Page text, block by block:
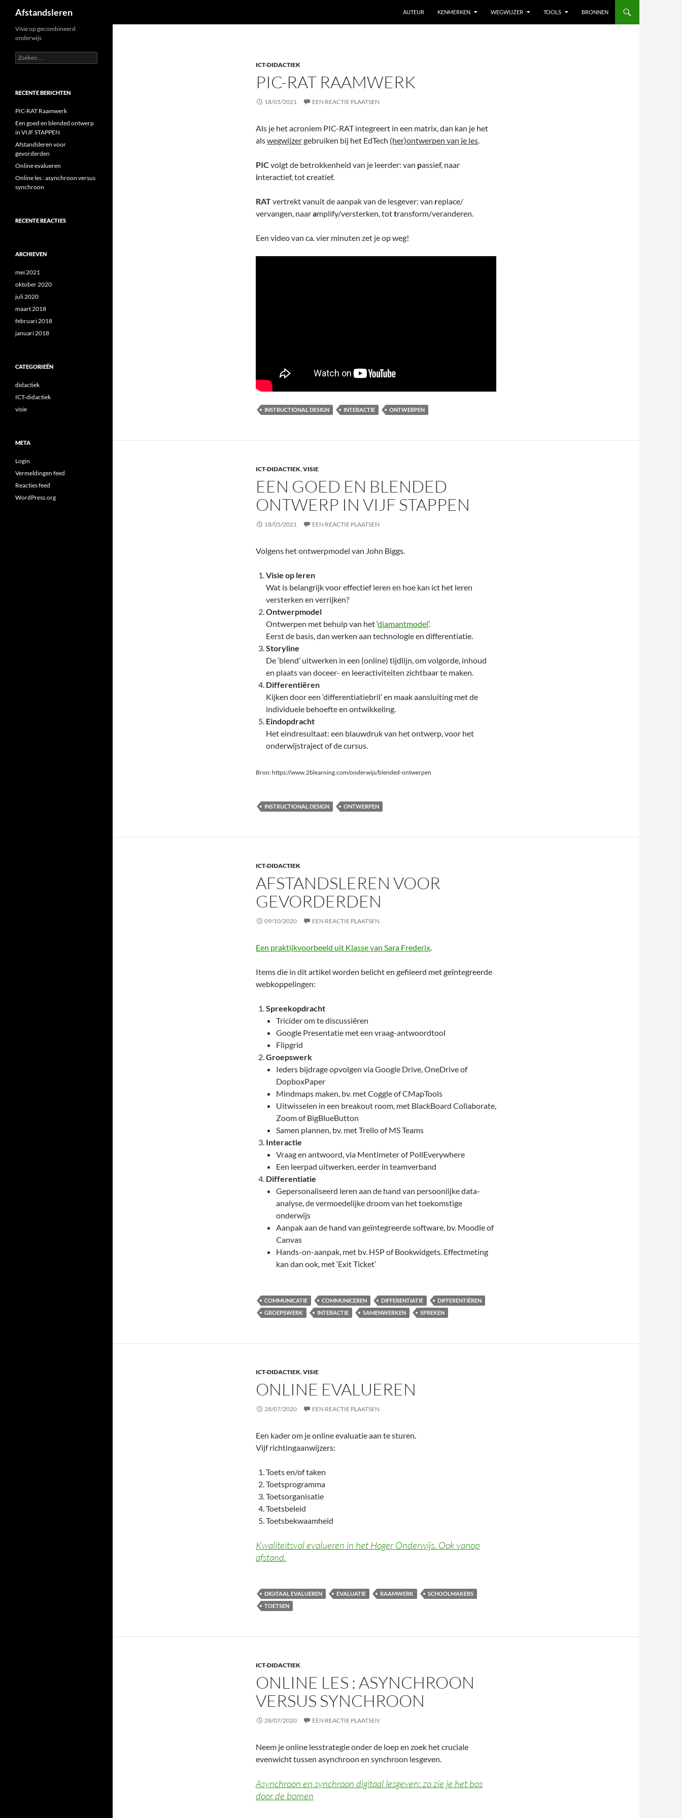
inhoud
Afstandsleren AUTEUR KENMERKEN WEGWIJZER TOOLS BRONNEN
ICT-DIDACTIEK
PIC-RAT RAAMWERK
18/05/2021 EEN REACTIE PLAATSEN
Als je het acroniem PIC-RAT integreert in een matrix, dan kan je het
alswegwijzergebruiken bij het EdTech (her)ontwerpen van je les.
PIC volgt de betrokkenheid van je leerder: van passief, naar
interactief, totcreatief.
RATvertrekt vanuit de aanpak van de lesgever: van replace/
vervangen, naaramplify/versterken, tottransform/veranderen.
Een video van ca. vier minuten zet je op weg!
INSTRUCTIONAL DESIGN INTERACTIE ONTWERPEN
ICT-DIDACTIEK,VISIE
EEN GOED EN BLENDED
ONTWERP IN VIJF STAPPEN
18/05/2021 EEN REACTIE PLAATSEN
Volgens het ontwerpmodel van John Biggs.
Visie op leren
Wat is belangrijk voor effectief leren en hoe kan ict het leren
versterken en verrijken?
Ontwerpmodel
Ontwerpen met behulp van het ‘diamantmodel’.
Eerst de basis, dan werken aan technologie en differentiatie.
Storyline
De ‘blend’ uitwerken in een (online) tijdlijn, om volgorde, inhoud
en plaats van doceer- en leeractiviteiten zichtbaar te maken.
Differentiëren
Kijken door een ‘differentiatiebril’ en maak aansluiting met de
individuele behoefte en ontwikkeling.
Eindopdracht
Het eindresultaat: een blauwdruk van het ontwerp, voor het
onderwijstraject of de cursus.
Bron: https://www.2blearning.com/onderwijs/blended-ontwerpen
INSTRUCTIONAL DESIGN ONTWERPEN
ICT-DIDACTIEK
AFSTANDSLEREN VOOR
GEVORDERDEN
09/10/2020 EEN REACTIE PLAATSEN
Een praktijkvoorbeeld uit Klasse van Sara Frederix
Items die in dit artikel worden belicht en gefileerd met geïntegreerde
webkoppelingen:
Spreekopdracht
Tricider om te discussiëren
Google Presentatie met een vraag-antwoordtool
Flipgrid
Groepswerk
Ieders bijdrage opvolgen via Google Drive, OneDrive of
DopboxPaper
Mindmaps maken, bv. met Coggle of CMapTools
Uitwisselen in een breakout room, met BlackBoard Collaborate,
Zoom of BigBlueButton
Samen plannen, bv. met Trello of MS Teams
Interactie
Vraag en antwoord, via Mentimeter of PollEverywhere
Een leerpad uitwerken, eerder in teamverband
Differentiatie
Gepersonaliseerd leren aan de hand van persoonlijke data-
analyse, de vermoedelijke droom van het toekomstige
onderwijs
Aanpak aan de hand van geïntegreerde software, bv. Moodle of
Canvas
Hands-on-aanpak, met bv. H5P of Bookwidgets. Effectmeting
kan dan ook, met ‘Exit Ticket’
COMMUNICATIE COMMUNICEREN DIFFERENTIATIE
DIFFERENTIËREN
GROEPSWERK
INTERACTIE SAMENWERKEN SPREKEN
ICT-DIDACTIEK,VISIE
ONLINE EVALUEREN
28/07/2020 EEN REACTIE PLAATSEN
Een kader om je online evaluatie aan te sturen.
Vijf richtingaanwijzers:
Toets en/of taken
Toetsprogramma
Toetsorganisatie
Toetsbeleid
Toetsbekwaamheid
Kwaliteitsvol evalueren in het Hoger Onderwijs. Ook vanop
afstand.
DIGITAAL EVALUEREN EVALUATIE RAAMWERK
SCHOOLMAKERS
TOETSEN
ICT-DIDACTIEK
ONLINE LES : ASYNCHROON
VERSUS SYNCHROON
28/07/2020 EEN REACTIE PLAATSEN
Neem je online lesstrategie onder de loep en zoek het cruciale
evenwicht tussen asynchroon en synchroon lesgeven.
Asynchroon en synchroon digitaal lesgeven: zo zie je het bos
door de bomen
Visie op gecombineerd
onderwijs
Zoeken
naar:
RECENTE BERICHTEN
PIC-RAT Raamwerk
Een goed en blended ontwerp
in VIJF STAPPEN
Afstandsleren voor
gevorderden
Online evalueren
Online les : asynchroon versus
synchroon
RECENTE REACTIES
ARCHIEVEN
mei 2021
oktober 2020
juli 2020
maart 2018
februari 2018
januari 2018
CATEGORIEËN
didactiek
ICT-didactiek
visie
META
Login
Vermeldingen feed
Reacties feed
WordPress.org